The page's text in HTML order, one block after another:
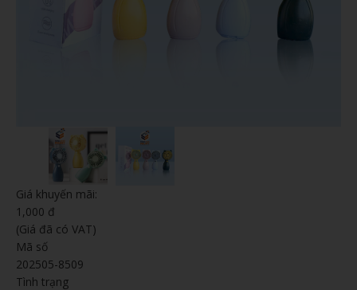
Giá khuyến mãi:
1,000 đ
(Giá đã có VAT)
Mã số
202505-8509
Tình trạng